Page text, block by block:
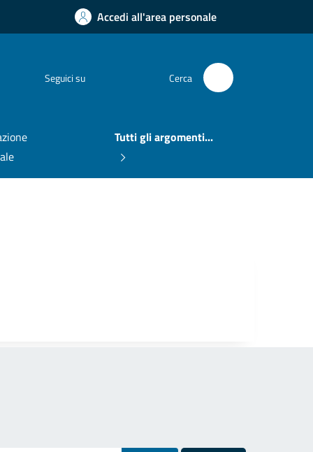
Accedi all'area personale
Seguici su Cerca
Tutti gli argomenti...